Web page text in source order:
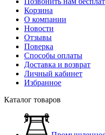
Корзина
О компании
Новости
Отзывы
Поверка
Способы оплаты
Доставка и возврат
Личный кабинет
Избранное
Каталог товаров